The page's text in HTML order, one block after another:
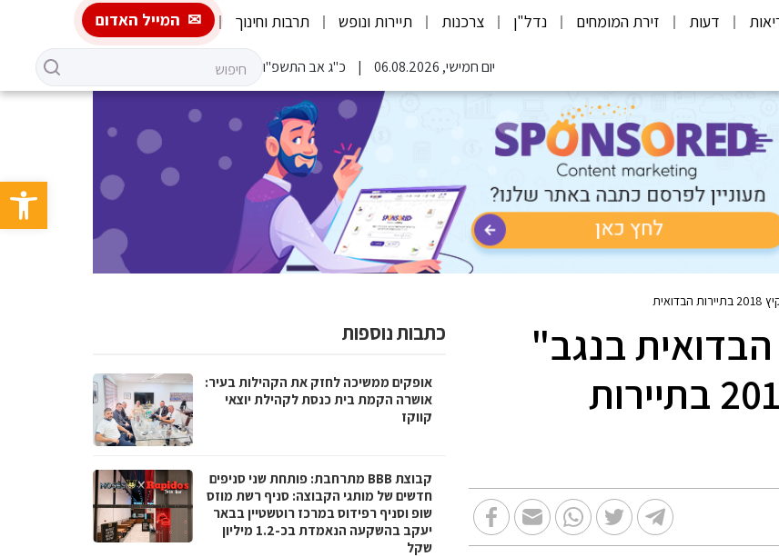
פתח
דעות זירת המומחים נדל"ן צרכנות תיירות ונופש תרבות וחינוך המייל האדום
יום חמישי, 06.08.2026 כ"ג אב התשפ"ו
בנגב"
מציגה את אירועי קיץ 2018 בתיירות
כתבות נוספות
אופקים ממשיכה לחזק את הקהילות בעיר:
אושרה הקמת בית כנסת לקהילת יוצאי
קווקז
קבוצת BBB מתרחבת: פותחת שני סניפים
חדשים של מותגי הקבוצה: סניף רשת מוזס
שופ וסניף רפידוס במרכז רוטשטיין בבאר
יעקב בהשקעה הנאמדת בכ-1.2 מיליון
שקל